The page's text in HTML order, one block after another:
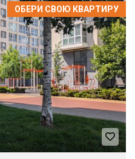
ОБЕРИ СВОЮ КВАРТИРУ